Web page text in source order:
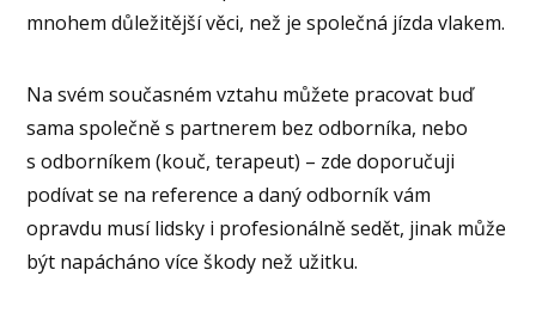
mnohem důležitější věci, než je společná jízda vlakem.
Na svém současném vztahu můžete pracovat buď
sama společně s partnerem bez odborníka, nebo
s odborníkem (kouč, terapeut) – zde doporučuji
podívat se na reference a daný odborník vám
opravdu musí lidsky i profesionálně sedět, jinak může
být napácháno více škody než užitku.